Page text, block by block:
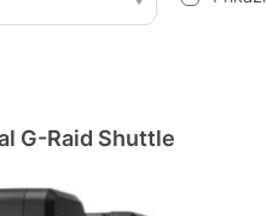
G-Raid Shuttle